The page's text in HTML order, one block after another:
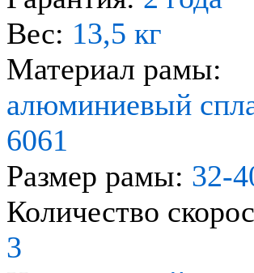
Вес: 13,5 кг
Материал рамы:
алюминиевый
6061
Размер рамы: 32-
Количество
3